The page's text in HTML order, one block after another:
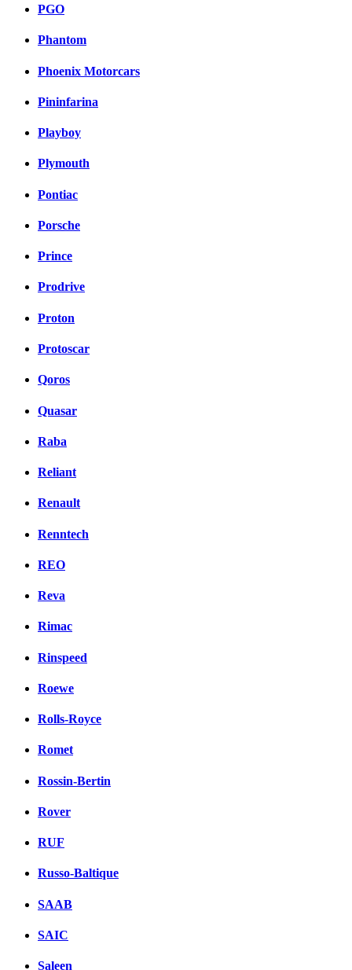
PGO
Phantom
Phoenix Motorcars
Pininfarina
Playboy
Plymouth
Pontiac
Porsche
Prince
Prodrive
Proton
Protoscar
Qoros
Quasar
Raba
Reliant
Renault
Renntech
REO
Reva
Rimac
Rinspeed
Roewe
Rolls-Royce
Romet
Rossin-Bertin
Rover
RUF
Russo-Baltique
SAAB
SAIC
Saleen